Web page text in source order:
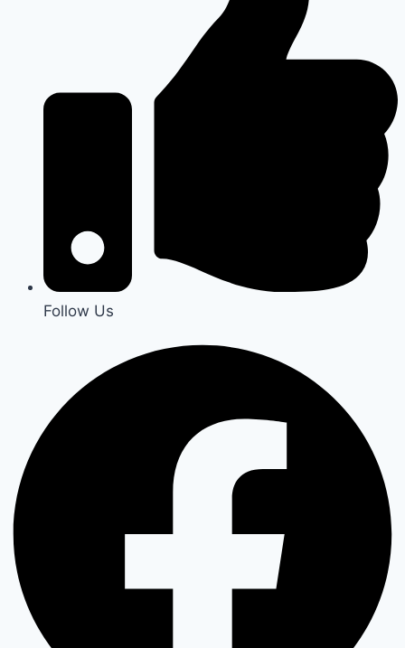
Follow Us